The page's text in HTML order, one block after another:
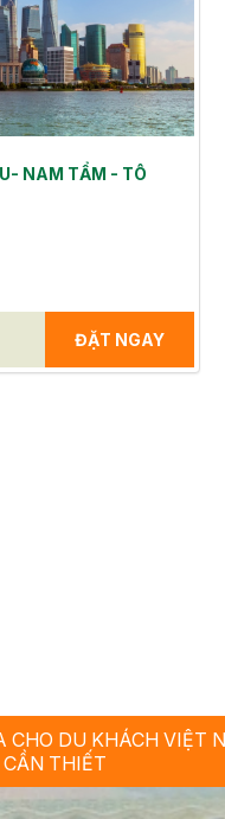
NAM TẨM - TÔ
ĐẶT NGAY
CHO DU KHÁCH
THIẾT